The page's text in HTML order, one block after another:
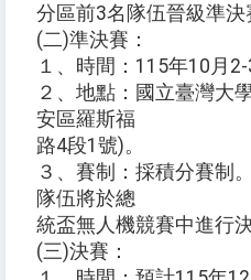
分區前3名隊伍晉級準決
(二)準決賽：
１、時間：115年10月2-
２、地點：國立臺灣大
安區羅斯福
路4段1號)。
３、賽制：採積分賽制
隊伍將於總
統盃無人機競賽中進行
(三)決賽：